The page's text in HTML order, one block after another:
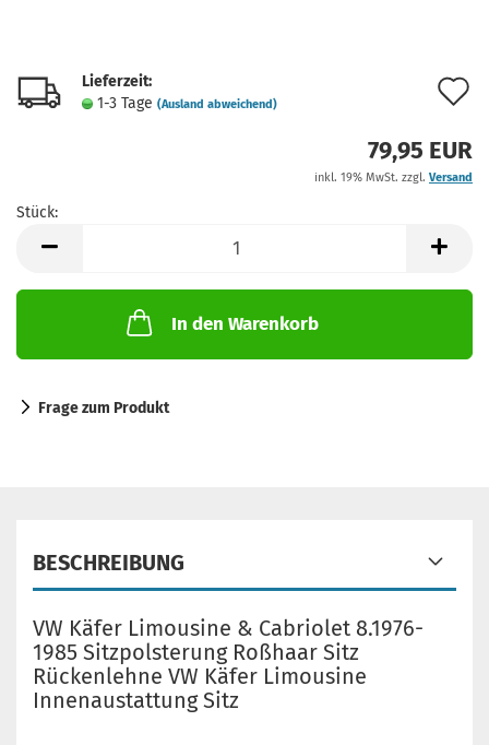
Lieferzeit:
1-3 Tage (Ausland abweichend)
79,95 EUR
inkl. 19% MwSt. zzgl. Versand
Stück:
In den Warenkorb
Frage zum Produkt
BESCHREIBUNG
VW Käfer Limousine & Cabriolet 8.1976-
1985 Sitzpolsterung Roßhaar Sitz
Rückenlehne VW Käfer Limousine
Innenaustattung Sitz